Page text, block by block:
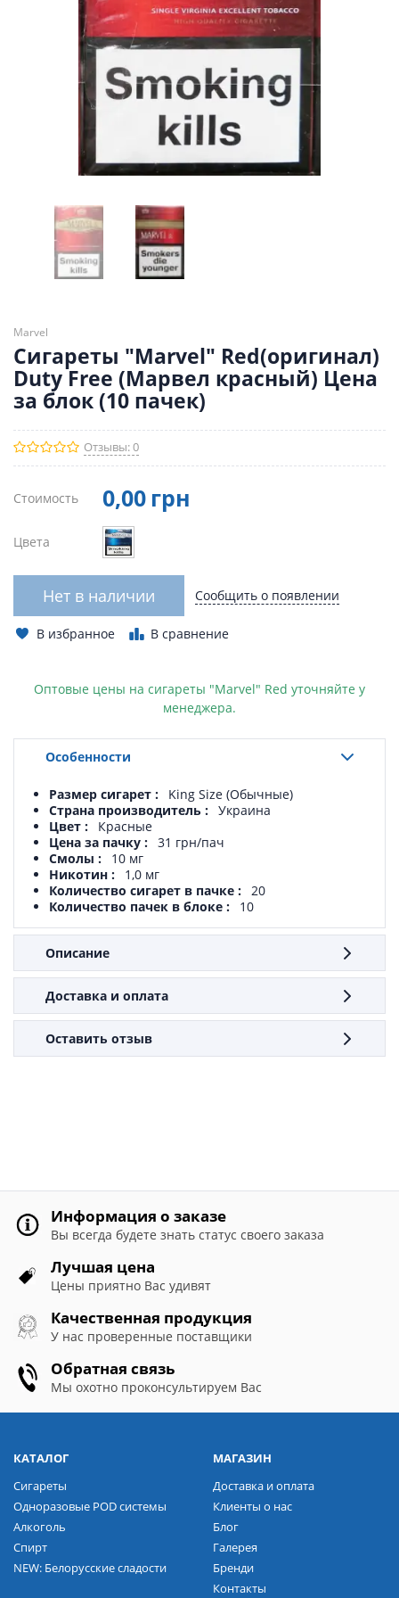
Marvel
Сигареты "Marvel" Red(оригинал)
Duty Free (Марвел красный) Цена
за блок (10 пачек)
Отзывы: 0
Стоимость 0,00 грн
Цвета
Нет в наличии Сообщить о появлении
В избранное В сравнение
Оптовые цены на сигареты "Marvel" Red уточняйте у
менеджера.
Особенности
Размер сигарет
King Size (Обычные)
Страна производитель
Украина
Цвет
Красные
Цена за пачку
31 грн/пач
Смолы
10 мг
Никотин
1,0 мг
Количество сигарет в пачке
20
Количество пачек в блоке
10
Описание
Доставка и оплата
Оставить отзыв
Информация о заказе
Вы всегда будете знать статус своего заказа
Лучшая цена
Цены приятно Вас удивят
Качественная продукция
У нас проверенные поставщики
Обратная связь
Мы охотно проконсультируем Вас
КАТАЛОГ
Сигареты
Одноразовые POD системы
Алкоголь
Спирт
NEW: Белорусские сладости
МАГАЗИН
Доставка и оплата
Клиенты о нас
Блог
Галерея
Бренди
Контакты